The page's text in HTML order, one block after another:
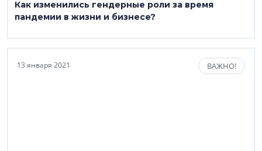
Как изменились гендерные роли за время
пандемии в жизни и бизнесе?
13 января 2021 ВАЖНО!